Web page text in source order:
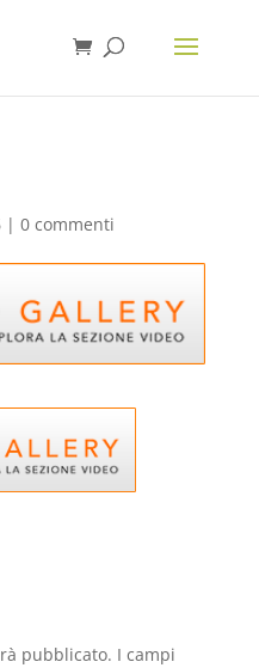
| 0 commenti
pubblicato. I campi